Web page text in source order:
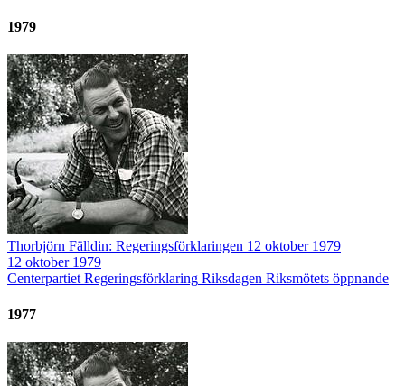
1979
Thorbjörn Fälldin: Regeringsförklaringen 12 oktober 1979
12 oktober 1979
Centerpartiet Regeringsförklaring Riksdagen Riksmötets öppnande
1977